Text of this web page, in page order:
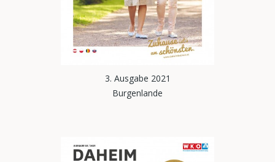
3. Ausgabe 2021
Burgenlande